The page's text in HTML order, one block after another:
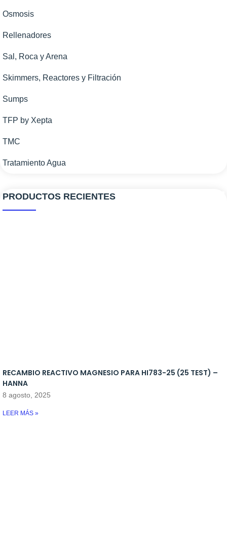
Osmosis
Rellenadores
Sal, Roca y Arena
Skimmers, Reactores y Filtración
Sumps
TFP by Xepta
TMC
Tratamiento Agua
PRODUCTOS RECIENTES
RECAMBIO REACTIVO MAGNESIO PARA HI783-25 (25 TEST) –
HANNA
8 agosto, 2025
LEER MÁS »